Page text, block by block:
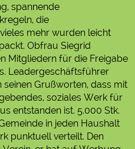
spannende
die
mehr wurden leicht
Obfrau Siegrid
Mitgliedern für die Freigabe
Leadergeschäftsführer
Grußworten, dass mit
soziales Werk für
entstanden ist. 5.000 Stk.
in jeden Haushalt
punktuell verteilt. Den